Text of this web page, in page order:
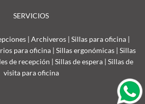
SERVICIOS
| Archiveros| Sillas para oficina|
para oficina| Sillas ergonómicas| Sillas
de recepción | Sillas de espera | Sillas de
visita para oficina